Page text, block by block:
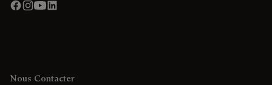
Nous Contacter